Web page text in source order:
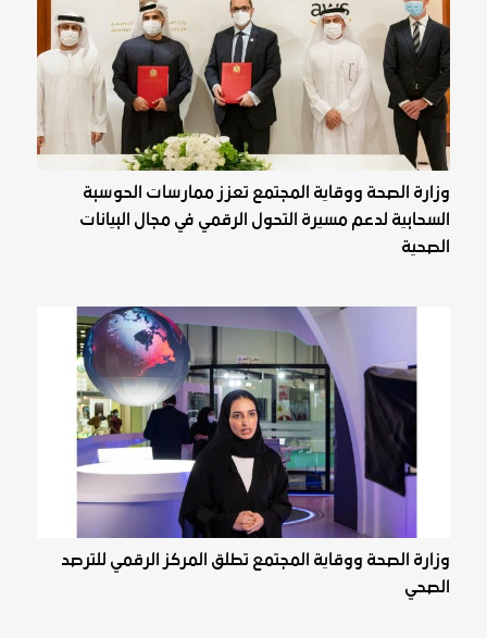
وزارة الصحة ووقاية المجتمع تعزز ممارسات الحوسبة
السحابية لدعم مسيرة التحول الرقمي في مجال البيانات
الصحية
وزارة الصحة ووقاية المجتمع تطلق المركز الرقمي للترصد
الصحي